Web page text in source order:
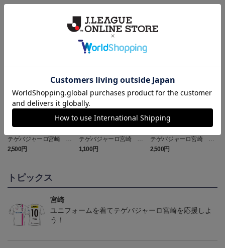
テゲバジャーロ宮崎 ピ
カチュウ タオルマフラー
2,500円
テゲバジャーロ宮崎 グ
ランブル キーホルダー
1,100円
テゲバジャーロ宮崎 グ
ランブル タオルマフラー
2,500円
トピックス
宮崎
ユニフォームを着てテゲバジャーロ宮崎を応援しよ
う！